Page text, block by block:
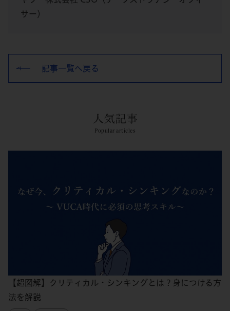
サー）
記事一覧へ戻る
人気記事
Popular articles
【超図解】クリティカル・シンキングとは？身につける方
法を解説